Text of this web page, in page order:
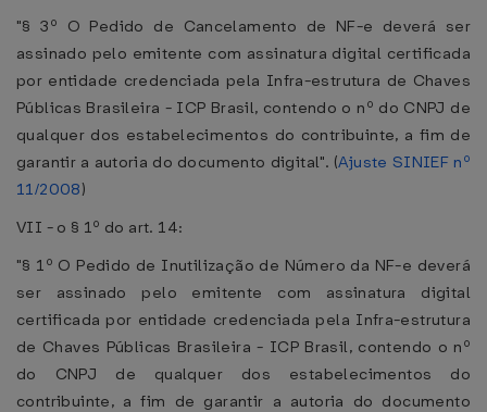
"§ 3º O Pedido de Cancelamento de NF-e deverá ser
assinado pelo emitente com assinatura digital certificada
por entidade credenciada pela Infra-estrutura de Chaves
Públicas Brasileira - ICP Brasil, contendo o nº do CNPJ de
qualquer dos estabelecimentos do contribuinte, a fim de
garantir a autoria do documento digital". (Ajuste SINIEF nº
11/2008)
VII - o § 1º do art. 14:
"§ 1º O Pedido de Inutilização de Número da NF-e deverá
ser assinado pelo emitente com assinatura digital
certificada por entidade credenciada pela Infra-estrutura
de Chaves Públicas Brasileira - ICP Brasil, contendo o nº
do CNPJ de qualquer dos estabelecimentos do
contribuinte, a fim de garantir a autoria do documento